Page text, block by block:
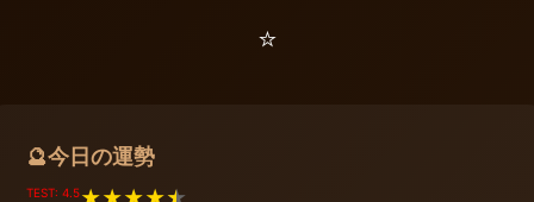
⭐️
🔮今日の運勢
TEST: 4.5